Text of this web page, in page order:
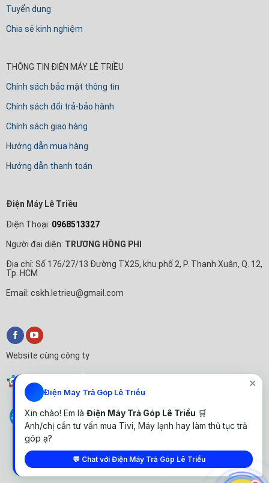
Tuyển dụng
Chia sẻ kinh nghiệm
THÔNG TIN ĐIỆN MÁY LÊ TRIỀU
Chính sách bảo mật thông tin
Chính sách đổi trả-bảo hành
Chính sách giao hàng
Hướng dẫn mua hàng
Hướng dẫn thanh toán
Điện Máy Lê Triều
Điện Thoại: 0968513327
Người đại diện: TRƯƠNG HỒNG PHI
Địa chỉ: Số 176/27/13 Đường TX25, khu phố 2, P. Thạnh Xuân, Q. 12,
Tp. HCM
Email: cskh.letrieu@gmail.com
Website cùng công ty
✕
Điện Máy Trả Góp Lê Triều
Xin chào! Em là Điện Máy Trả Góp Lê Triều 🛒
Anh/chị cần tư vấn mua Tivi, Máy lạnh hay làm thủ tục trả
góp ạ?
💬 Chat với Điện Máy Trả Góp Lê Triều